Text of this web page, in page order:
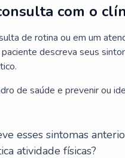
com o
de rotina ou em um
descreva seus
de saúde e prevenir ou
esses sintomas
atividade físicas?